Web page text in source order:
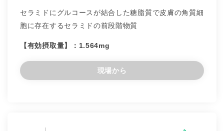
セラミドにグルコースが結合した糖脂質で皮膚の角質細
胞に存在するセラミドの前段階物質
【有効摂取量】：1.564mg
現場から